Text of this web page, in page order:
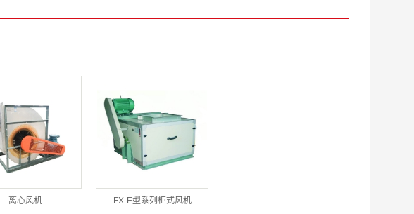
离心风机 FX-E型系列柜式风机